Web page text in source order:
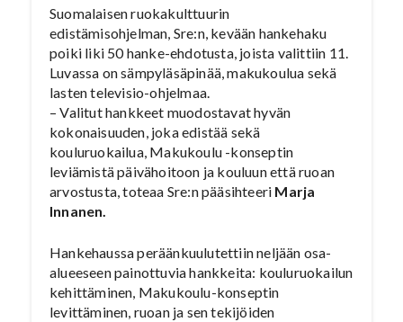
Suomalaisen ruokakulttuurin
edistämisohjelman, Sre:n, kevään hankehaku
poiki liki 50 hanke-ehdotusta, joista valittiin 11.
Luvassa on sämpyläsäpinää, makukoulua sekä
lasten televisio-ohjelmaa.
– Valitut hankkeet muodostavat hyvän
kokonaisuuden, joka edistää sekä
kouluruokailua, Makukoulu -konseptin
leviämistä päivähoitoon ja kouluun että ruoan
arvostusta, toteaa Sre:n pääsihteeri Marja
Innanen.
Hankehaussa peräänkuulutettiin neljään osa-
alueeseen painottuvia hankkeita: kouluruokailun
kehittäminen, Makukoulu-konseptin
levittäminen, ruoan ja sen tekijöiden